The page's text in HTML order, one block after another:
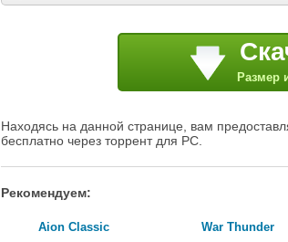
Размер
Находясь на данной странице, вам
бесплатно через торрент для PC.
Рекомендуем:
Aion Classic War Thunder